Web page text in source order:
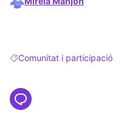
Resultados al filtrar por:
Comunitat i participació